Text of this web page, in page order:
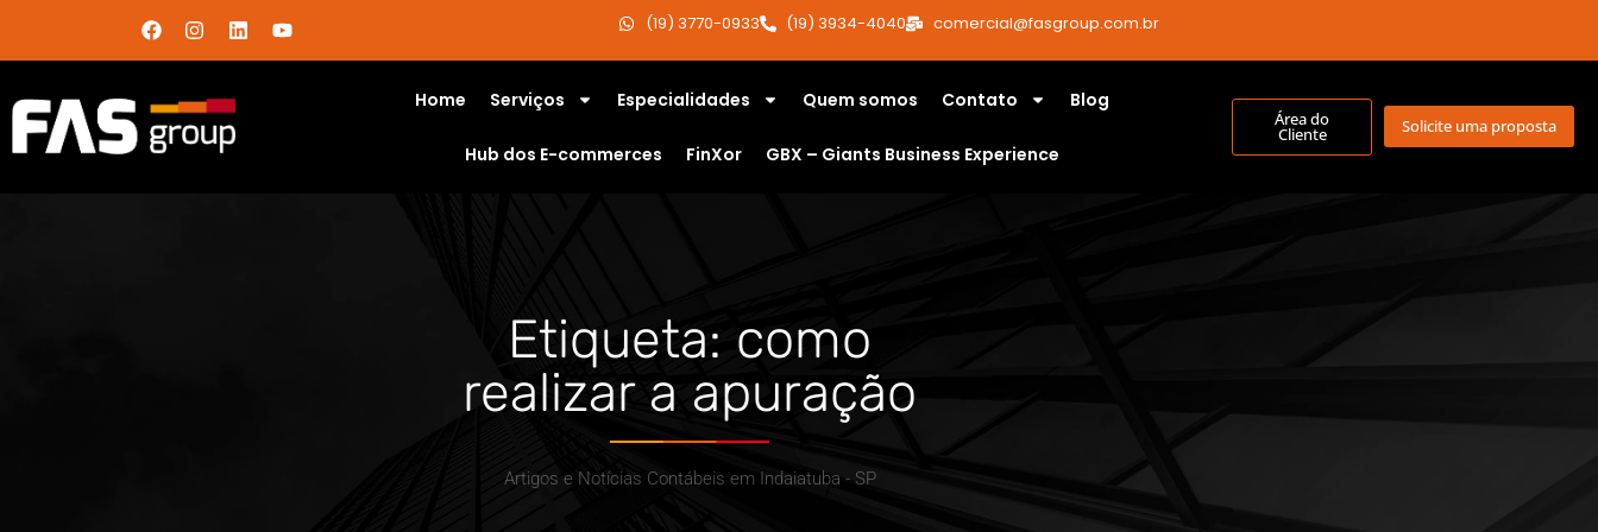
(19) 3770-0933 (19) 3934-4040 comercial@fasgroup.com.br
Home Serviços Especialidades Quem somos Contato Blog
Hub dos E-commerces FinXor GBX – Giants Business Experience
Área do
Cliente Solicite uma proposta
Etiqueta: como
realizar a apuração
Artigos e Notícias Contábeis em Indaiatuba - SP